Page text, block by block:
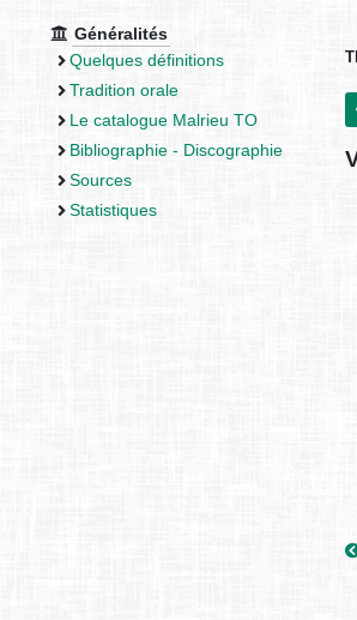
Généralités
Quelques définitions
Tradition orale
Le catalogue Malrieu TO
Bibliographie - Discographie
Sources
Statistiques